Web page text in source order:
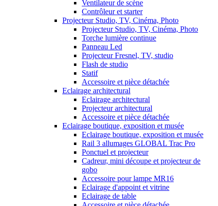
Ventilateur de scène
Contrôleur et starter
Projecteur Studio, TV, Cinéma, Photo
Projecteur Studio, TV, Cinéma, Photo
Torche lumière continue
Panneau Led
Projecteur Fresnel, TV, studio
Flash de studio
Statif
Accessoire et pièce détachée
Eclairage architectural
Eclairage architectural
Projecteur architectural
Accessoire et pièce détachée
Eclairage boutique, exposition et musée
Eclairage boutique, exposition et musée
Rail 3 allumages GLOBAL Trac Pro
Ponctuel et projecteur
Cadreur, mini découpe et projecteur de
gobo
Accessoire pour lampe MR16
Eclairage d'appoint et vitrine
Eclairage de table